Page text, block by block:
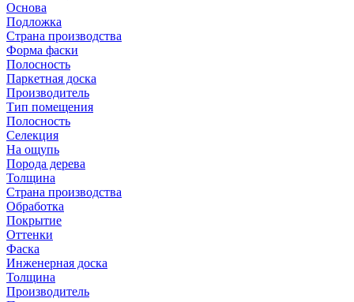
Основа
Подложка
Страна производства
Форма фаски
Полосность
Паркетная доска
Производитель
Тип помещения
Полосность
Селекция
На ощупь
Порода дерева
Толщина
Страна производства
Обработка
Покрытие
Оттенки
Фаска
Инженерная доска
Толщина
Производитель